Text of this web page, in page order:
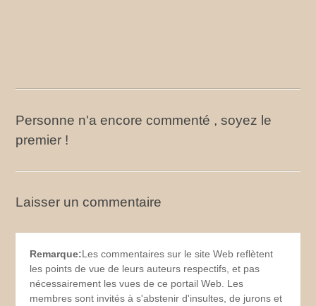
Personne n'a encore commenté , soyez le
premier !
Laisser un commentaire
Remarque:Les commentaires sur le site Web reflètent
les points de vue de leurs auteurs respectifs, et pas
nécessairement les vues de ce portail Web. Les
membres sont invités à s'abstenir d'insultes, de jurons et